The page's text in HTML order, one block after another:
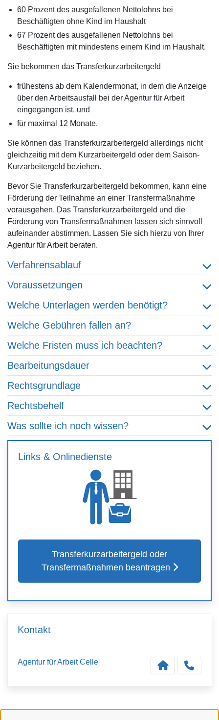
60 Prozent des ausgefallenen Nettolohns bei
Beschäftigten ohne Kind im Haushalt
67 Prozent des ausgefallenen Nettolohns bei
Beschäftigten mit mindestens einem Kind im Haushalt.
Sie bekommen das Transferkurzarbeitergeld
frühestens ab dem Kalendermonat, in dem die Anzeige
über den Arbeitsausfall bei der Agentur für Arbeit
eingegangen ist, und
für maximal 12 Monate.
Sie können das Transferkurzarbeitergeld allerdings nicht
gleichzeitig mit dem Kurzarbeitergeld oder dem Saison-
Kurzarbeitergeld beziehen.
Bevor Sie Transferkurzarbeitergeld bekommen, kann eine
Förderung der Teilnahme an einer Transfermaßnahme
vorausgehen. Das Transferkurzarbeitergeld und die
Förderung von Transfermaßnahmen lassen sich sinnvoll
aufeinander abstimmen. Lassen Sie sich hierzu von Ihrer
Agentur für Arbeit beraten.
Verfahrensablauf
Voraussetzungen
Welche Unterlagen werden benötigt?
Welche Gebühren fallen an?
Welche Fristen muss ich beachten?
Bearbeitungsdauer
Rechtsgrundlage
Rechtsbehelf
Was sollte ich noch wissen?
Links & Onlinedienste
Transferkurzarbeitergeld oder
Transfermaßnahmen beantragen
Kontakt
Agentur für Arbeit Celle